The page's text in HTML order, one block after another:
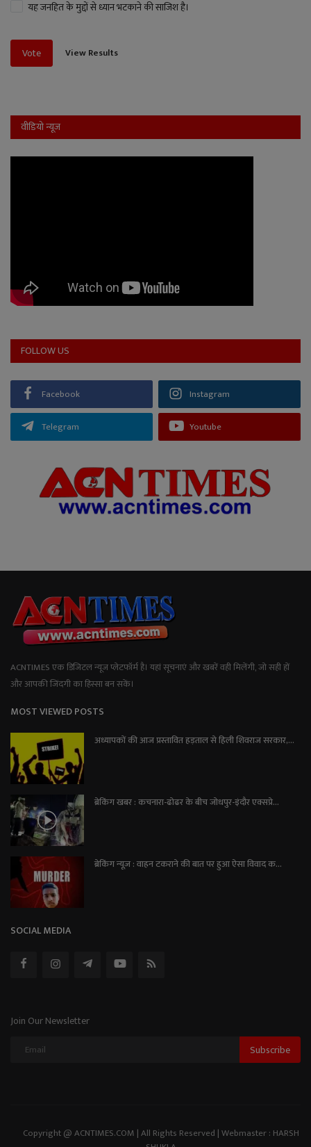
यह जनहित के मुद्दों से ध्यान भटकाने की साजिश है।
Vote View Results
वीडियो न्यूज
FOLLOW US
Facebook Instagram
Telegram Youtube
ACNTIMES एक डिजिटल न्यूज प्लेटफॉर्म है। यहां सूचनाएं और खबरें वही मिलेंगी, जो सही हों
और आपकी जिंदगी का हिस्सा बन सकें।
MOST VIEWED POSTS
अध्यापकों की आज प्रस्तावित हड़ताल से हिली शिवराज सरकार,...
ब्रेकिंग खबर : कचनारा-ढोढर के बीच जोधपुर-इंदौर एक्सप्रे...
ब्रेकिंग न्यूज़ : वाहन टकराने की बात पर हुआ ऐसा विवाद क...
SOCIAL MEDIA
Join Our Newsletter
Subscribe
Copyright @ ACNTIMES.COM | All Rights Reserved | Webmaster : HARSH